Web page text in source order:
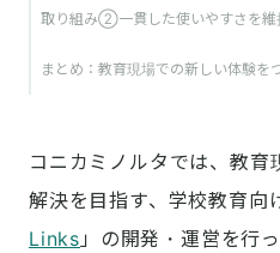
取り組み②一貫した使いやすさを維
まとめ：教育現場での新しい体験を
コニカミノルタでは、教育
解決を目指す、学校教育向
Links 」の開発・運営を行っ